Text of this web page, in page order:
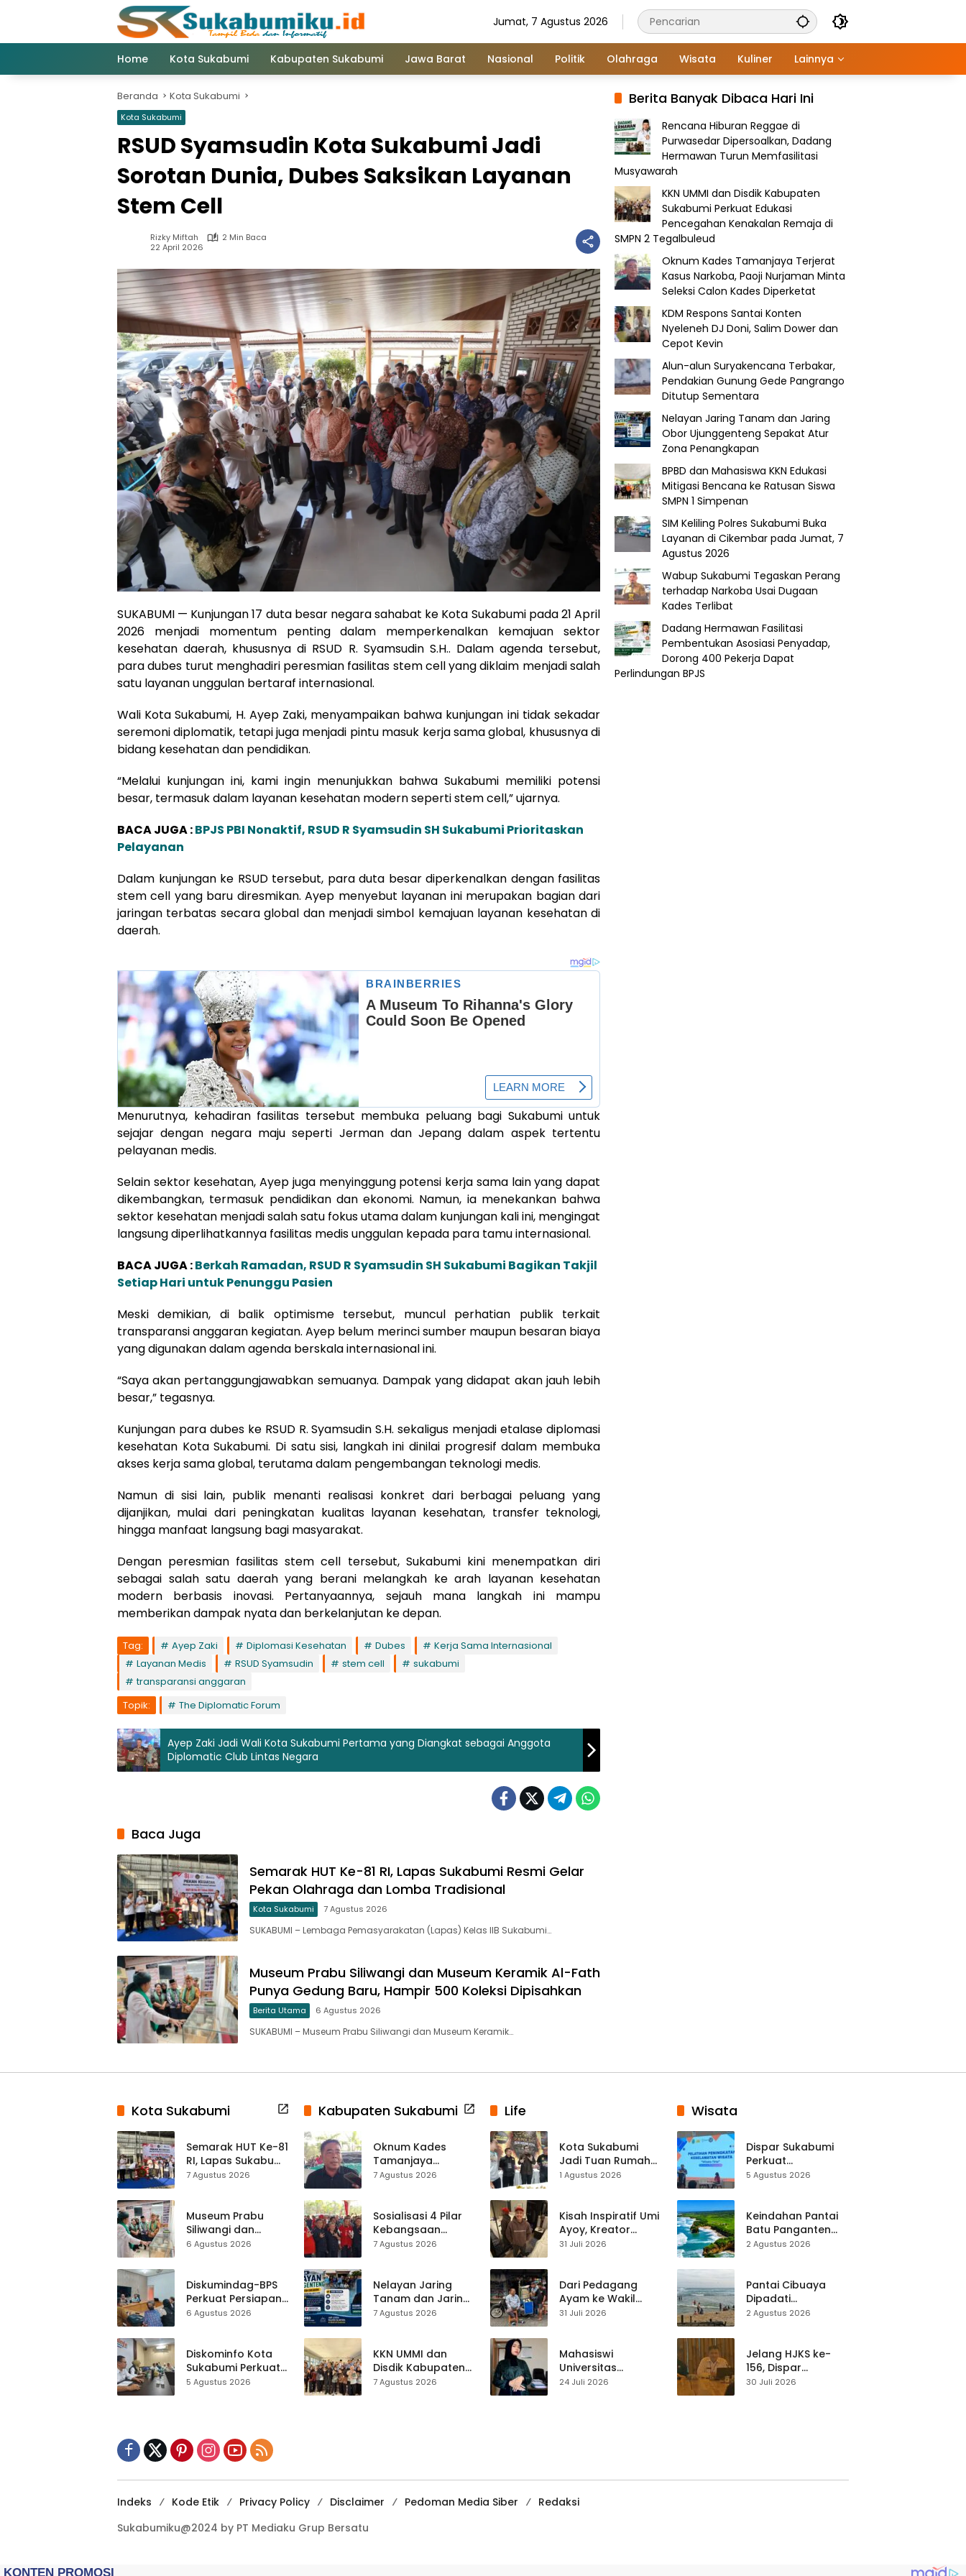
Jumat, 7 Agustus 2026
Home Kota Sukabumi Kabupaten Sukabumi Jawa Barat Nasional Politik Olahraga Wisata Kuliner Lainnya
Beranda Kota Sukabumi
Kota Sukabumi
RSUD Syamsudin Kota Sukabumi Jadi
Sorotan Dunia, Dubes Saksikan Layanan
Stem Cell
Rizky Miftah
2 Min Baca
22 April 2026
SUKABUMI — Kunjungan 17 duta besar negara sahabat ke Kota Sukabumi pada 21 April
2026 menjadi momentum penting dalam memperkenalkan kemajuan sektor
kesehatan daerah, khususnya di RSUD R. Syamsudin S.H.. Dalam agenda tersebut,
para dubes turut menghadiri peresmian fasilitas stem cell yang diklaim menjadi salah
satu layanan unggulan bertaraf internasional.
Wali Kota Sukabumi, H. Ayep Zaki, menyampaikan bahwa kunjungan ini tidak sekadar
seremoni diplomatik, tetapi juga menjadi pintu masuk kerja sama global, khususnya di
bidang kesehatan dan pendidikan.
“Melalui kunjungan ini, kami ingin menunjukkan bahwa Sukabumi memiliki potensi
besar, termasuk dalam layanan kesehatan modern seperti stem cell,” ujarnya.
BACA JUGA :BPJS PBI Nonaktif, RSUD R Syamsudin SH Sukabumi Prioritaskan
Pelayanan
Dalam kunjungan ke RSUD tersebut, para duta besar diperkenalkan dengan fasilitas
stem cell yang baru diresmikan. Ayep menyebut layanan ini merupakan bagian dari
jaringan terbatas secara global dan menjadi simbol kemajuan layanan kesehatan di
daerah.
Menurutnya, kehadiran fasilitas tersebut membuka peluang bagi Sukabumi untuk
sejajar dengan negara maju seperti Jerman dan Jepang dalam aspek tertentu
pelayanan medis.
Selain sektor kesehatan, Ayep juga menyinggung potensi kerja sama lain yang dapat
dikembangkan, termasuk pendidikan dan ekonomi. Namun, ia menekankan bahwa
sektor kesehatan menjadi salah satu fokus utama dalam kunjungan kali ini, mengingat
langsung diperlihatkannya fasilitas medis unggulan kepada para tamu internasional.
BACA JUGA :Berkah Ramadan, RSUD R Syamsudin SH Sukabumi Bagikan Takjil
Setiap Hari untuk Penunggu Pasien
Meski demikian, di balik optimisme tersebut, muncul perhatian publik terkait
transparansi anggaran kegiatan. Ayep belum merinci sumber maupun besaran biaya
yang digunakan dalam agenda berskala internasional ini.
“Saya akan pertanggungjawabkan semuanya. Dampak yang didapat akan jauh lebih
besar,” tegasnya.
Kunjungan para dubes ke RSUD R. Syamsudin S.H. sekaligus menjadi etalase diplomasi
kesehatan Kota Sukabumi. Di satu sisi, langkah ini dinilai progresif dalam membuka
akses kerja sama global, terutama dalam pengembangan teknologi medis.
Namun di sisi lain, publik menanti realisasi konkret dari berbagai peluang yang
dijanjikan, mulai dari peningkatan kualitas layanan kesehatan, transfer teknologi,
hingga manfaat langsung bagi masyarakat.
Dengan peresmian fasilitas stem cell tersebut, Sukabumi kini menempatkan diri
sebagai salah satu daerah yang berani melangkah ke arah layanan kesehatan
modern berbasis inovasi. Pertanyaannya, sejauh mana langkah ini mampu
memberikan dampak nyata dan berkelanjutan ke depan.
Tag: Ayep Zaki Diplomasi Kesehatan Dubes
Kerja Sama Internasional
Layanan Medis
RSUD Syamsudin stem cell
sukabumi
transparansi anggaran
Topik:
The Diplomatic Forum
Ayep Zaki Jadi Wali Kota Sukabumi Pertama yang Diangkat sebagai Anggota
Diplomatic Club Lintas Negara
Baca Juga
Semarak HUT Ke-81 RI, Lapas Sukabumi Resmi Gelar
Pekan Olahraga dan Lomba Tradisional
Kota Sukabumi 7 Agustus 2026
SUKABUMI – Lembaga Pemasyarakatan (Lapas) Kelas IIB Sukabumi…
Museum Prabu Siliwangi dan Museum Keramik Al-Fath
Punya Gedung Baru, Hampir 500 Koleksi Dipisahkan
Berita Utama 6 Agustus 2026
SUKABUMI – Museum Prabu Siliwangi dan Museum Keramik…
Berita Banyak Dibaca Hari Ini
Rencana Hiburan Reggae di
Purwasedar Dipersoalkan, Dadang
Hermawan Turun Memfasilitasi
Musyawarah
KKN UMMI dan Disdik Kabupaten
Sukabumi Perkuat Edukasi
Pencegahan Kenakalan Remaja di
SMPN 2 Tegalbuleud
Oknum Kades Tamanjaya Terjerat
Kasus Narkoba, Paoji Nurjaman Minta
Seleksi Calon Kades Diperketat
KDM Respons Santai Konten
Nyeleneh DJ Doni, Salim Dower dan
Cepot Kevin
Alun-alun Suryakencana Terbakar,
Pendakian Gunung Gede Pangrango
Ditutup Sementara
Nelayan Jaring Tanam dan Jaring
Obor Ujunggenteng Sepakat Atur
Zona Penangkapan
BPBD dan Mahasiswa KKN Edukasi
Mitigasi Bencana ke Ratusan Siswa
SMPN 1 Simpenan
SIM Keliling Polres Sukabumi Buka
Layanan di Cikembar pada Jumat, 7
Agustus 2026
Wabup Sukabumi Tegaskan Perang
terhadap Narkoba Usai Dugaan
Kades Terlibat
Dadang Hermawan Fasilitasi
Pembentukan Asosiasi Penyadap,
Dorong 400 Pekerja Dapat
Perlindungan BPJS
Kota Sukabumi
Semarak HUT Ke-81
RI, Lapas Sukabumi
Resmi Gelar Pekan
7 Agustus 2026
Museum Prabu
Siliwangi dan
Museum Keramik
Hampir 500 Koleksi
Dipisahkan
6 Agustus 2026
Diskumindag-BPS
Perkuat Persiapan
Sensus Ekonomi,
Terbuka Beri Data
6 Agustus 2026
Diskominfo Kota
Sukabumi Perkuat
Satu Data
Dikebut
5 Agustus 2026
Kabupaten Sukabumi
Oknum Kades
Tamanjaya
Terjerat Kasus
Seleksi Calon
Kades Diperketat
7 Agustus 2026
Sosialisasi 4 Pilar
Kebangsaan
Digelar di
Tekankan
Pentingnya
Persatuan
7 Agustus 2026
Nelayan Jaring
Tanam dan Jaring
Obor
Penangkapan
7 Agustus 2026
KKN UMMI dan
Disdik Kabupaten
Sukabumi Perkuat
7 Agustus 2026
Life
Kota Sukabumi
Jadi Tuan Rumah
Kontes Batu Akik
1 Agustus 2026
Kisah Inspiratif Umi
Ayoy, Kreator
TikTok Asal
Live Streaming
31 Juli 2026
Dari Pedagang
Ayam ke Wakil
Ketua DPRD, H.
Pasar Cisaat
31 Juli 2026
Mahasiswi
Universitas
Muhammadiyah
24 Juli 2026
Wisata
Dispar Sukabumi
Perkuat
Keselamatan
Mitigasi hingga
Teknik Evakuasi
5 Agustus 2026
Keindahan Pantai
Batu Panganten
Mulai Dilirik
2 Agustus 2026
Pantai Cibuaya
Dipadati
Wisatawan,
Waspada
2 Agustus 2026
Jelang HJKS ke-
156, Dispar
Kabupaten
30 Juli 2026
Indeks Kode Etik Privacy Policy Disclaimer Pedoman Media Siber
Redaksi
Sukabumiku@2024 by PT Mediaku Grup Bersatu